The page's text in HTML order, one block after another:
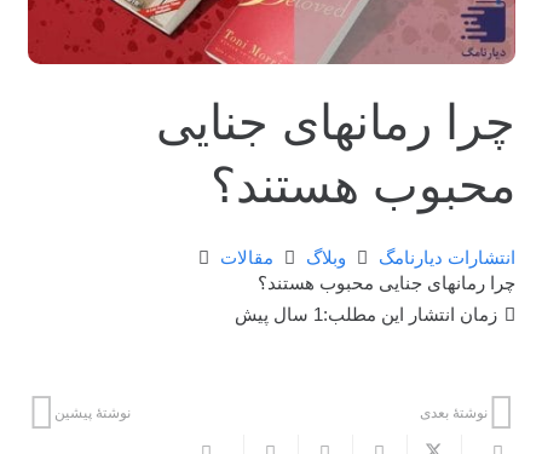
چرا رمانهای جنایی
محبوب هستند؟
انتشارات دیارنامگ وبلاگ
مقالات
چرا رمانهای جنایی محبوب هستند؟
زمان انتشار این مطلب:1 سال پیش
نوشتهٔ پیشین نوشتهٔ بعدی